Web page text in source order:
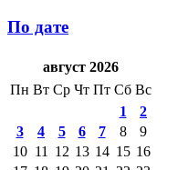
По дате
август 2026
Пн Вт Ср Чт Пт Сб Вс
1
2
3
4 5 6 7 8
9
10 11 12 13 14 15 16